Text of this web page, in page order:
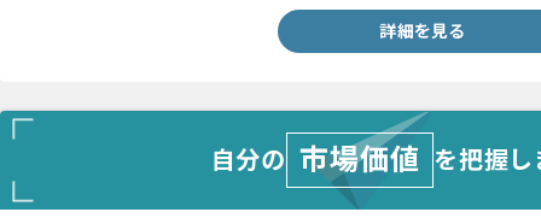
詳細を見る
自分の 市場価値 を把握